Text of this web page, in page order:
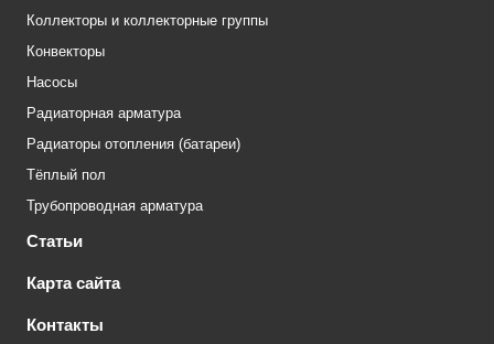
Коллекторы и коллекторные группы
Конвекторы
Насосы
Радиаторная арматура
Радиаторы отопления (батареи)
Тёплый пол
Трубопроводная арматура
Статьи
Карта сайта
Контакты